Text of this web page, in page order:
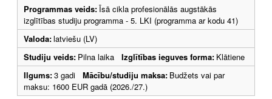
Programmas veids:Īsā cikla profesionālās augstākās
izglītības studiju programma - 5. LKI (programma ar kodu 41)
Valoda:latviešu (LV)
Studiju veids: Pilna laika Izglītības ieguves forma: Klātiene
Ilgums:3 gadi Mācību/studiju maksa: Budžets vai par
maksu: 1600 EUR gadā (2026./27.)